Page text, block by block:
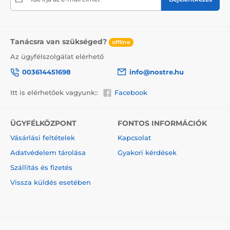
kartondobozban (5vl)
szállítjuk. Hogy
bekövetkező sérülés mértékét.
Tanácsra van szükséged? offline
Az ügyfélszolgálat elérhető
003614451698
info@nostre.hu
Itt is elérhetőek vagyunk:: Facebook
ÜGYFÉLKÖZPONT
Vásárlási feltételek
Adatvédelem tárolása
Szállítás és fizetés
Vissza küldés esetében
FONTOS INFORMÁCIÓK
Kapcsolat
Gyakori kérdések